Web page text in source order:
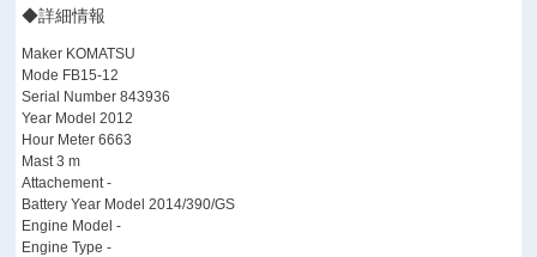
◆詳細情報
Maker KOMATSU
Mode FB15-12
Serial Number 843936
Year Model 2012
Hour Meter 6663
Mast 3 m
Attachement -
Battery Year Model 2014/390/GS
Engine Model -
Engine Type -